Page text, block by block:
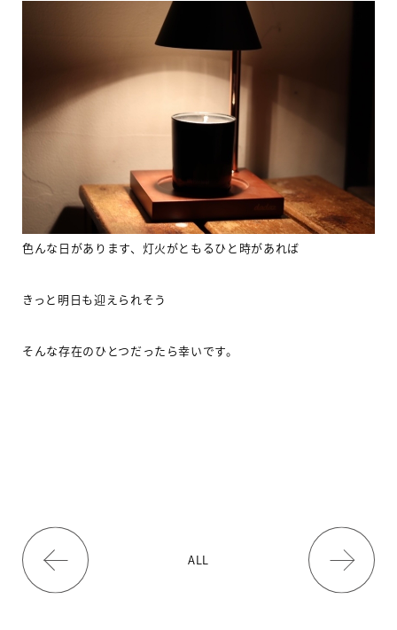
色んな日があります、灯火がともるひと時があれば
きっと 明日も迎えられそう
そんな存在のひとつだったら幸いです。
ALL